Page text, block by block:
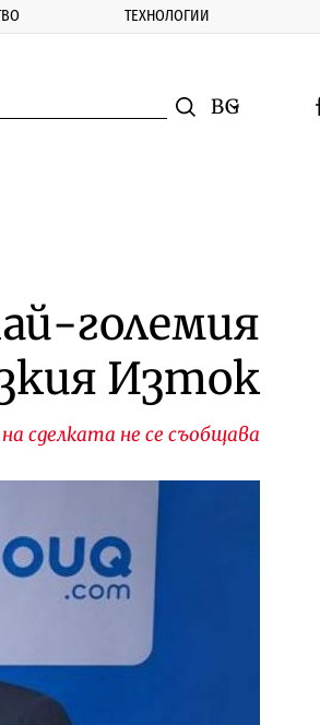
ТЕХНОЛОГИИ
Смяна на
големия
Изток
сделката не се съобщава